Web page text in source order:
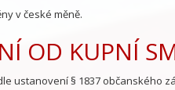
v české měně.
OD KUPNÍ
ustanovení § 1837